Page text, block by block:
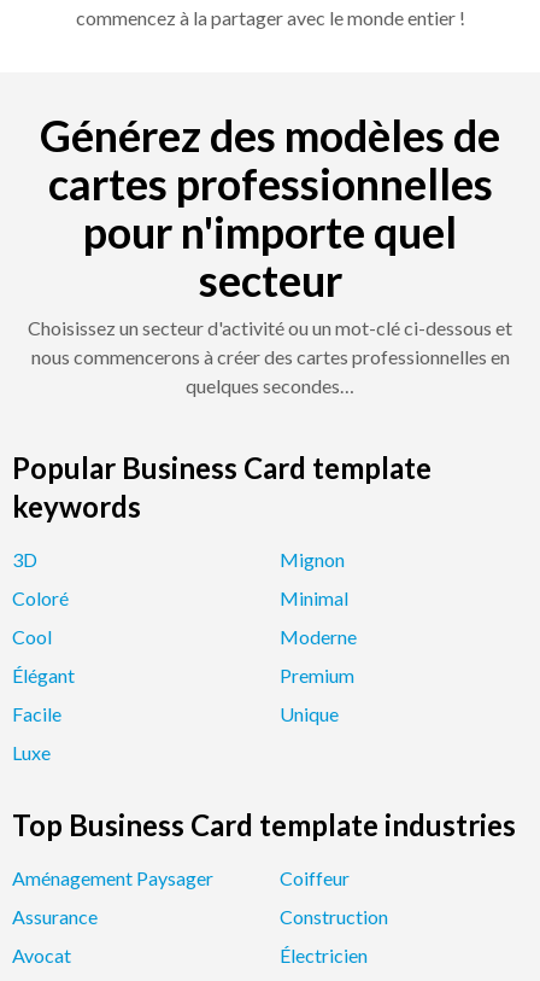
commencez à la partager avec le monde entier !
Générez des modèles de
cartes professionnelles
pour n'importe quel
secteur
Choisissez un secteur d'activité ou un mot-clé ci-dessous et
nous commencerons à créer des cartes professionnelles en
quelques secondes…
Popular Business Card template
keywords
3D
Coloré
Cool
Élégant
Facile
Luxe
Mignon
Minimal
Moderne
Premium
Unique
Top Business Card template industries
Aménagement Paysager
Assurance
Avocat
Coiffeur
Construction
Électricien